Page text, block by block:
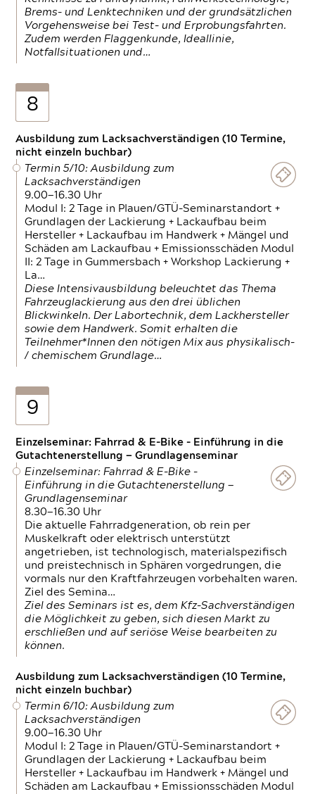
Brems- und Lenktechniken und der grundsätzlichen
Vorgehensweise bei Test- und Erprobungsfahrten.
Zudem werden Flaggenkunde, Ideallinie,
Notfallsituationen und…
8
Ausbildung zum Lacksachverständigen (10 Termine,
nicht einzeln buchbar)
Termin 5/10: Ausbildung zum
Lacksachverständigen
9.00—16.30 Uhr
Modul I: 2 Tage in Plauen/GTÜ-Seminarstandort +
Grundlagen der Lackierung + Lackaufbau beim
Hersteller + Lackaufbau im Handwerk + Mängel und
Schäden am Lackaufbau + Emissionsschäden Modul
II: 2 Tage in Gummersbach + Workshop Lackierung +
La…
Diese Intensivausbildung beleuchtet das Thema
Fahrzeuglackierung aus den drei üblichen
Blickwinkeln. Der Labortechnik, dem Lackhersteller
sowie dem Handwerk. Somit erhalten die
Teilnehmer*Innen den nötigen Mix aus physikalisch-
/ chemischem Grundlage…
9
Einzelseminar: Fahrrad & E-Bike - Einführung in die
Gutachtenerstellung — Grundlagenseminar
Einzelseminar: Fahrrad & E-Bike -
Einführung in die Gutachtenerstellung —
Grundlagenseminar
8.30—16.30 Uhr
Die aktuelle Fahrradgeneration, ob rein per
Muskelkraft oder elektrisch unterstützt
angetrieben, ist technologisch, materialspezifisch
und preistechnisch in Sphären vorgedrungen, die
vormals nur den Kraftfahrzeugen vorbehalten waren.
Ziel des Semina…
Ziel des Seminars ist es, dem Kfz-Sachverständigen
die Möglichkeit zu geben, sich diesen Markt zu
erschließen und auf seriöse Weise bearbeiten zu
können.
Ausbildung zum Lacksachverständigen (10 Termine,
nicht einzeln buchbar)
Termin 6/10: Ausbildung zum
Lacksachverständigen
9.00—16.30 Uhr
Modul I: 2 Tage in Plauen/GTÜ-Seminarstandort +
Grundlagen der Lackierung + Lackaufbau beim
Hersteller + Lackaufbau im Handwerk + Mängel und
Schäden am Lackaufbau + Emissionsschäden Modul